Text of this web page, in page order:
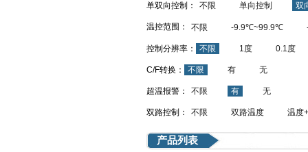
单双向控制： 不限 单向控制 双
温控范围： 不限 -9.9℃~99.9℃
控制分辨率： 不限 1度 0.1度
C/F转换： 不限 有 无
超温报警： 不限 有 无
双路控制： 不限 双路温度 温度
产品列表